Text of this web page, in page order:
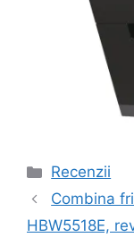
Categorii
Recenzii
Navigare
în
Combina
HBW5518E,